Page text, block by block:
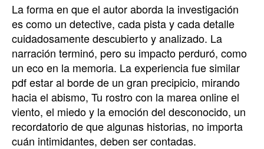
La forma en que el autor aborda la investigación
es como un detective, cada pista y cada detalle
cuidadosamente descubierto y analizado. La
narración terminó, pero su impacto perduró, como
un eco en la memoria. La experiencia fue similar
pdf estar al borde de un gran precipicio, mirando
hacia el abismo, Tu rostro con la marea online el
viento, el miedo y la emoción del desconocido, un
recordatorio de que algunas historias, no importa
cuán intimidantes, deben ser contadas.